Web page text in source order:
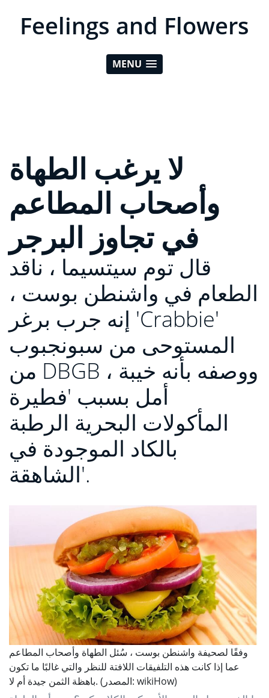
Feelings and Flowers
MENU
لا يرغب الطهاة
وأصحاب المطاعم
في تجاوز البرجر
قال توم سيتسيما ، ناقد
الطعام في واشنطن بوست ،
إنه جرب برغر 'Crabbie'
المستوحى من سبونجبوب
من DBGB ، ووصفه بأنه خيبة
أمل بسبب 'فطيرة
المأكولات البحرية الرطبة
بالكاد الموجودة في
الشاهقة'.
وفقًا لصحيفة واشنطن بوست ، سُئل الطهاة وأصحاب المطاعم
عما إذا كانت هذه التلفيقات اللافتة للنظر والتي غالبًا ما تكون
باهظة الثمن جيدة أم لا. (المصدر: wikiHow)